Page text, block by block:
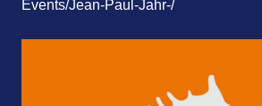
Events/Jean-Paul-Jahr-/